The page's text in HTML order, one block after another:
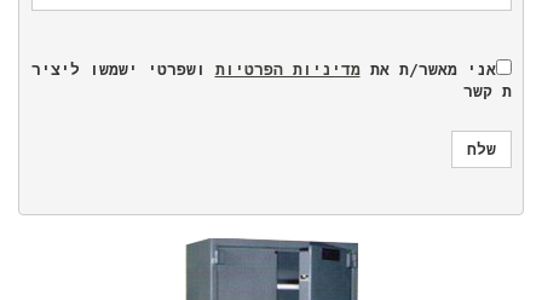
אני מאשר/ת את מדיניות הפרטיות ושפרטי ישמשו ליציר
ת קשר